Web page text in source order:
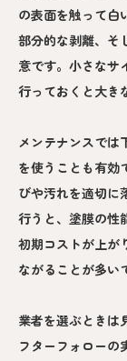
の表面を触って白
部分的な剥離、そ
意です。小さなサ
行っておくと大き
メンテナンスでは
を使うことも有効
びや汚れを適切に
行うと、塗膜の性
初期コストが上が
ながることが多い
業者を選ぶときは
フターフォローの